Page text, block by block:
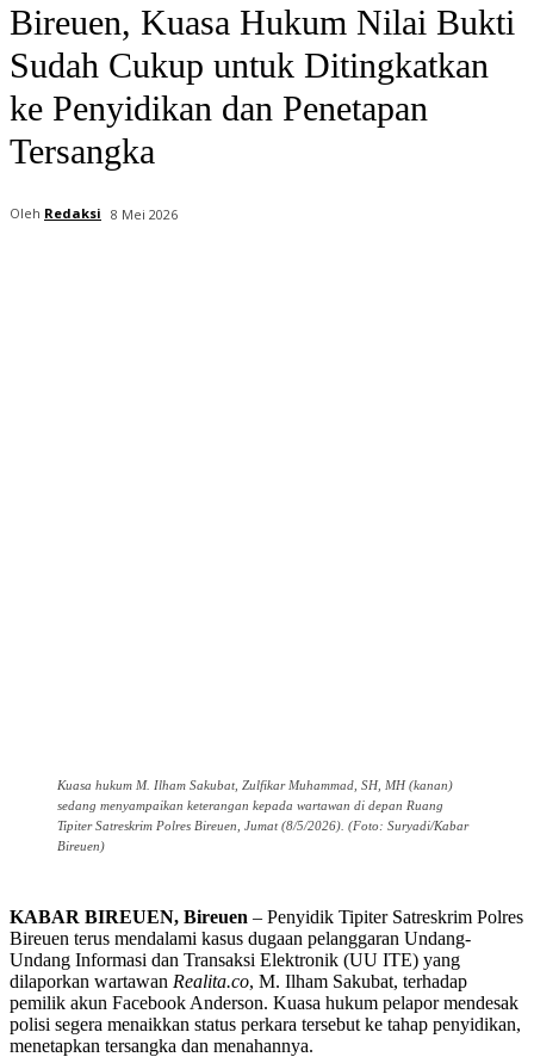
Bireuen, Kuasa Hukum Nilai Bukti
Sudah Cukup untuk Ditingkatkan
ke Penyidikan dan Penetapan
Tersangka
Oleh Redaksi 8 Mei 2026
Kuasa hukum M. Ilham Sakubat, Zulfikar Muhammad, SH, MH (kanan)
sedang menyampaikan keterangan kepada wartawan di depan Ruang
Tipiter Satreskrim Polres Bireuen, Jumat (8/5/2026). (Foto: Suryadi/Kabar
Bireuen)
KABAR BIREUEN, Bireuen – Penyidik Tipiter Satreskrim Polres
Bireuen terus mendalami kasus dugaan pelanggaran Undang-
Undang Informasi dan Transaksi Elektronik (UU ITE) yang
dilaporkan wartawan Realita.co, M. Ilham Sakubat, terhadap
pemilik akun Facebook Anderson. Kuasa hukum pelapor mendesak
polisi segera menaikkan status perkara tersebut ke tahap penyidikan,
menetapkan tersangka dan menahannya.